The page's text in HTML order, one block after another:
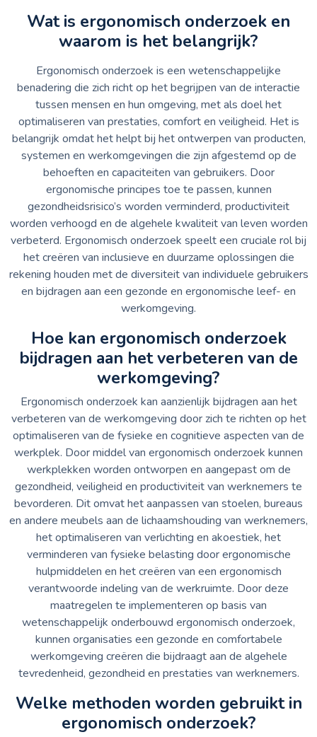
Wat is ergonomisch onderzoek en
waarom is het belangrijk?
Ergonomisch onderzoek is een wetenschappelijke
benadering die zich richt op het begrijpen van de interactie
tussen mensen en hun omgeving, met als doel het
optimaliseren van prestaties, comfort en veiligheid. Het is
belangrijk omdat het helpt bij het ontwerpen van producten,
systemen en werkomgevingen die zijn afgestemd op de
behoeften en capaciteiten van gebruikers. Door
ergonomische principes toe te passen, kunnen
gezondheidsrisico’s worden verminderd, productiviteit
worden verhoogd en de algehele kwaliteit van leven worden
verbeterd. Ergonomisch onderzoek speelt een cruciale rol bij
het creëren van inclusieve en duurzame oplossingen die
rekening houden met de diversiteit van individuele gebruikers
en bijdragen aan een gezonde en ergonomische leef- en
werkomgeving.
Hoe kan ergonomisch onderzoek
bijdragen aan het verbeteren van de
werkomgeving?
Ergonomisch onderzoek kan aanzienlijk bijdragen aan het
verbeteren van de werkomgeving door zich te richten op het
optimaliseren van de fysieke en cognitieve aspecten van de
werkplek. Door middel van ergonomisch onderzoek kunnen
werkplekken worden ontworpen en aangepast om de
gezondheid, veiligheid en productiviteit van werknemers te
bevorderen. Dit omvat het aanpassen van stoelen, bureaus
en andere meubels aan de lichaamshouding van werknemers,
het optimaliseren van verlichting en akoestiek, het
verminderen van fysieke belasting door ergonomische
hulpmiddelen en het creëren van een ergonomisch
verantwoorde indeling van de werkruimte. Door deze
maatregelen te implementeren op basis van
wetenschappelijk onderbouwd ergonomisch onderzoek,
kunnen organisaties een gezonde en comfortabele
werkomgeving creëren die bijdraagt aan de algehele
tevredenheid, gezondheid en prestaties van werknemers.
Welke methoden worden gebruikt in
ergonomisch onderzoek?